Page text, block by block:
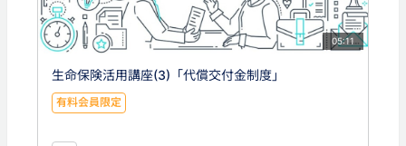
05:11
生命保険活用講座(3)「代償交付金制度」
有料会員限定